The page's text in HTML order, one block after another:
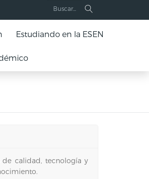
Estudiando en la ESEN
calidad, tecnología y